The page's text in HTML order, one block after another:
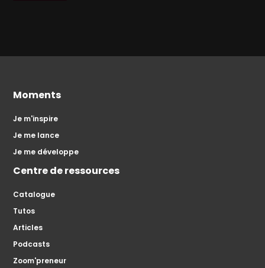
Moments
Je m'inspire
Je me lance
Je me développe
Centre de ressources
Catalogue
Tutos
Articles
Podcasts
Zoom'preneur